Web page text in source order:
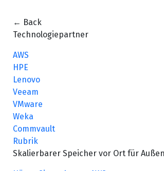
← Back
Technologiepartner
AWS
HPE
Lenovo
Veeam
VMware
Weka
Commvault
Rubrik
Skalierbarer Speicher vor Ort für